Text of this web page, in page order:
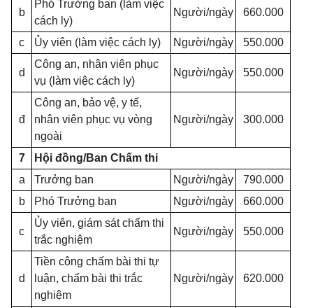
b
Phó Trưởng ban (làm việc
cách ly)
Người/ngày 660.000
c Ủy viên (làm việc cách ly) Người/ngày 550.000
d
Công an, nhân viên phục
vụ (làm việc cách ly)
Người/ngày 550.000
đ
Công an, bảo vệ, y tế,
nhân viên phục vụ vòng
ngoài
Người/ngày 300.000
7
Hội đồng/Ban Chấm thi
a
Trưởng ban Người/ngày
790.000
b
Phó Trưởng ban Người/ngày 660.000
c
Ủy viên, giám sát chấm thi
trắc nghiệm
Người/ngày 550.000
d
Tiền công chấm bài thi tự
luận, chấm bài thi trắc
nghiệm
Người/ngày 620.000